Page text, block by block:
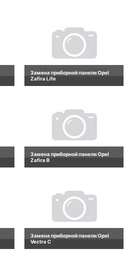
Замена приборной панели Opel
Zafira Life
Замена приборной панели Opel
Zafira B
Замена приборной панели Opel
Vectra C